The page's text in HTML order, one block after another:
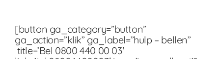
[button ga_category=”button”
ga_action=”klik” ga_label=”hulp – bellen”
title=’Bel 0800 440 00 03′